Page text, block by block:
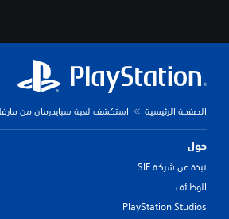
الصفحة الرئيسية استكشف لعبة سبايدرمان من مارفل
حول
نبذة عن شركة SIE
الوظائف
PlayStation Studios